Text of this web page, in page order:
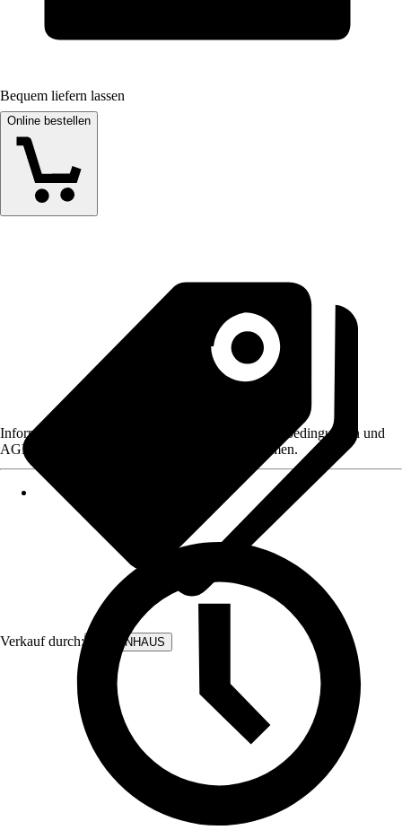
Bequem liefern lassen
Online bestellen
Verkauf durch: BODENHAUS
Informationen des Verkäufers, wie z. B. Rückgabebedingungen und
AGB, finden Sie bei Klick auf den Verkäufernamen.